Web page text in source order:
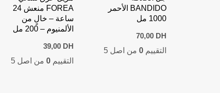
BANDIDO الأحمر
1000 مل
70,00 DH
التقييم 0من اصل 5
FOREA منعش 24
ساعة – خالٍ من
الألمنيوم – 200 مل
39,00 DH
التقييم0 من اصل 5